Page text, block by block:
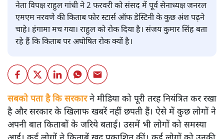
नेता विपक्ष राहुल गांधी ने 2 फरवरी को संसद में पूर्व सेनाध्यक्ष जनरल
एमएम नरवणे की किताब फोर स्टार्स ऑफ डेस्टिनी के कुछ अंश पढ़ने
चाहे। हंगामा मच गया। राहुल को रोक दिया है। संजय कुमार सिंह बता
रहे हैं कि किताब पर अघोषित रोक क्यों है।
सबको पता है कि सरकारने मीडिया को पूरी तरह नियंत्रित कर रखा
है और सरकार के खिलाफ खबरें नहीं छपती हैं। ऐसे में कुछ लोगों ने
अपनी बात किताबों के जरिये बताई। उसमें भी लोगों को समस्या